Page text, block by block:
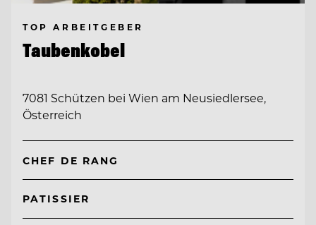
TOP ARBEITGEBER
Taubenkobel
7081 Schützen bei Wien am Neusiedlersee,
Österreich
CHEF DE RANG
PATISSIER